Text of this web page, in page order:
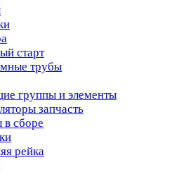
старт
трубы
группы и элементы
запчасть
сборе
рейка